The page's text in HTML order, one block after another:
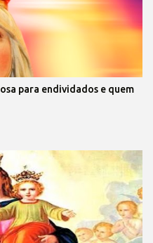
para endividados e quem